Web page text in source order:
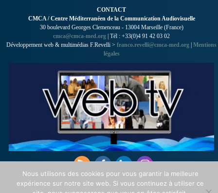
CONTACT
CMCA / Centre Méditerranéen de la Communication Audiovisuelle
30 boulevard Georges Clemenceau - 13004 Marseille (France)
cmca@cmca-med.org | Tél : +33(0)4 91 42 03 02
Développement web & multimédias F.Revelli > franco.revelli@cmca-med.org | Mentions
légales
Nous utilisons des cookies pour vous garantir la meilleure
expérience sur notre site web. Si vous continuez à utiliser ce